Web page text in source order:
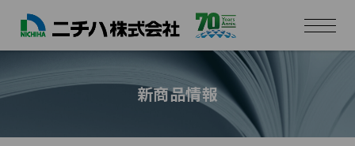
新商品情報